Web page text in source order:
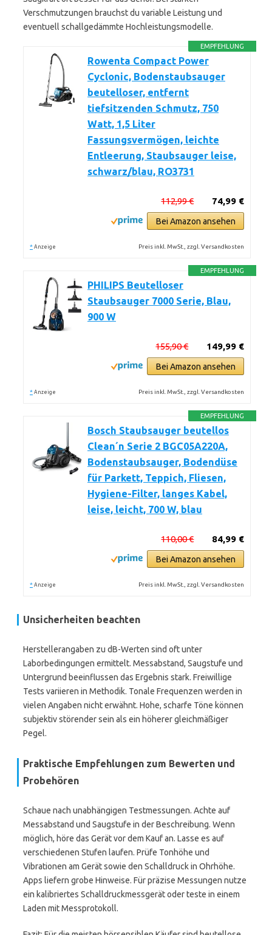
Verschmutzungen brauchst du variable Leistung und
eventuell schallgedämmte Hochleistungsmodelle.
EMPFEHLUNG
Rowenta Compact Power
Cyclonic, Bodenstaubsauger
beutelloser, entfernt
tiefsitzenden Schmutz, 750
Watt, 1,5 Liter
Fassungsvermögen, leichte
Entleerung, Staubsauger leise,
schwarz/blau, RO3731
74,99 €
112,99 €
Bei Amazon ansehen
* Anzeige Preis inkl. MwSt., zzgl. Versandkosten
EMPFEHLUNG
PHILIPS Beutelloser
Staubsauger 7000 Serie, Blau,
900 W
149,99 €
155,90 €
Bei Amazon ansehen
* Anzeige Preis inkl. MwSt., zzgl. Versandkosten
EMPFEHLUNG
Bosch Staubsauger beutellos
Clean´n Serie 2 BGC05A220A,
Bodenstaubsauger, Bodendüse
für Parkett, Teppich, Fliesen,
Hygiene-Filter, langes Kabel,
leise, leicht, 700 W, blau
84,99 €
110,00 €
Bei Amazon ansehen
* Anzeige Preis inkl. MwSt., zzgl. Versandkosten
Unsicherheiten beachten
Herstellerangaben zu dB-Werten sind oft unter
Laborbedingungen ermittelt. Messabstand, Saugstufe und
Untergrund beeinflussen das Ergebnis stark. Freiwillige
Tests variieren in Methodik. Tonale Frequenzen werden in
vielen Angaben nicht erwähnt. Hohe, scharfe Töne können
subjektiv störender sein als ein höherer gleichmäßiger
Pegel.
Praktische Empfehlungen zum Bewerten und
Probehören
Schaue nach unabhängigen Testmessungen. Achte auf
Messabstand und Saugstufe in der Beschreibung. Wenn
möglich, höre das Gerät vor dem Kauf an. Lasse es auf
verschiedenen Stufen laufen. Prüfe Tonhöhe und
Vibrationen am Gerät sowie den Schalldruck in Ohrhöhe.
Apps liefern grobe Hinweise. Für präzise Messungen nutze
ein kalibriertes Schalldruckmessgerät oder teste in einem
Laden mit Messprotokoll.